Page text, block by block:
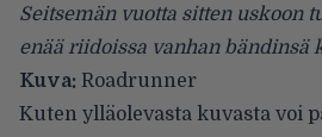
Seitsemän vuotta sitten uskoon
enää riidoissa vanhan bändinsä
Kuva: Roadrunner
Kuten ylläolevasta kuvasta voi